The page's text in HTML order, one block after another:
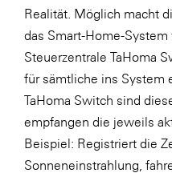
Heimat Österreich
Johnson & Johnson
JELD-WEN DANA
kosaplaner
LAT Nitrogen
Realität. Möglich macht
das Smart-Home-System
Steuerzentrale TaHoma
für sämtliche ins System
TaHoma Switch sind
empfangen die jeweils
Beispiel: Registriert die
Sonneneinstrahlung,